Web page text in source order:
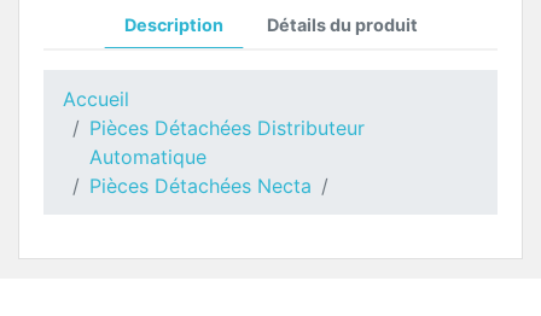
Description Détails du produit
Accueil
Pièces Détachées Distributeur
Automatique
Pièces Détachées Necta